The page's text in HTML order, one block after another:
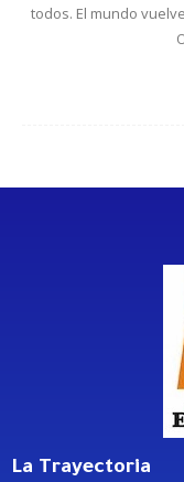
todos. El mundo
La Trayectoria